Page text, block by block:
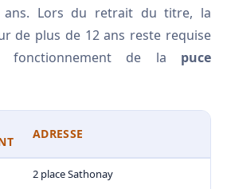
ans. Lors du retrait du titre, la
de plus de 12 ans reste requise
de la puce
ADRESSE
2 place Sathonay